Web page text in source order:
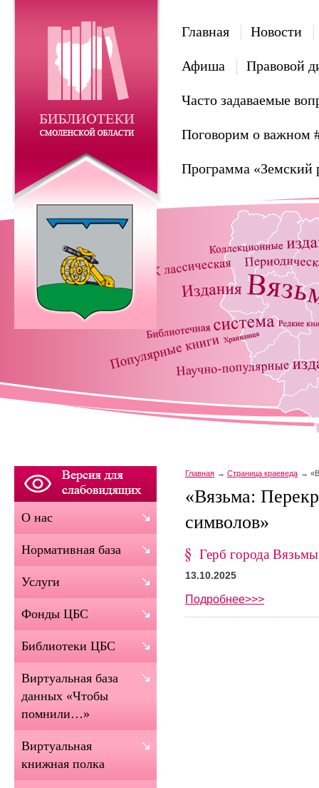
Главная Новости
Афиша Правовой
Часто задаваемые
Поговорим о важном
Программа «Земский
Главная Страница краеведа
«Вязьма:
символов»
Герб города Вязьмы
13.10.2025
Подробнее>>>
О нас
Нормативная база
Услуги
Фонды ЦБС
Библиотеки ЦБС
Виртуальная база
данных «Чтобы
помнили…»
Виртуальная
книжная полка